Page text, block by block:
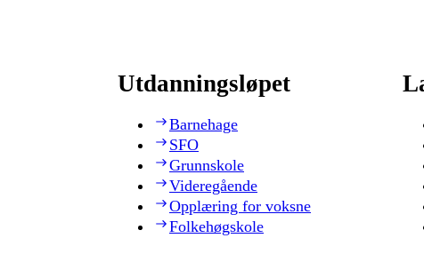
Utdanningsløpet
Barnehage
SFO
Grunnskole
Videregående
Opplæring for voksne
Folkehøgskole